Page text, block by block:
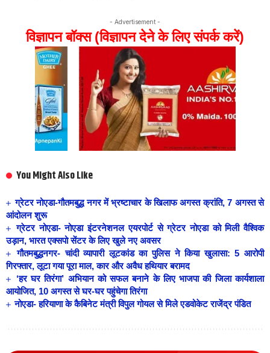
- Advertisement -
विज्ञापन बॉक्स (विज्ञापन देने के लिए संपर्क करें)
You Might Also Like
ग्रेटर नोएडा-गौतमबुद्ध नगर में भ्रष्टाचार के खिलाफ अगस्त क्रांति, 7 अगस्त से
आंदोलन शुरू
ग्रेटर नोएडा- नोएडा इंटरनेशनल एयरपोर्ट से ग्रेटर नोएडा को मिली वैश्विक
उड़ान, भारत एक्सपो सेंटर के लिए खुले नए अवसर
गौतमबुद्धनगर- चांदी व्यापारी लूटकांड का पुलिस ने किया खुलासा: 5 आरोपी
गिरफ्तार, लूटा गया पूरा माल, कार और अवैध हथियार बरामद
‘हर घर तिरंगा’ अभियान को सफल बनाने के लिए भाजपा की जिला कार्यशाला
आयोजित, 10 अगस्त से घर-घर पहुंचेगा तिरंगा
नोएडा- हरियाणा के कैबिनेट मंत्री विपुल गोयल से मिले एडवोकेट राजेंद्र पंडित